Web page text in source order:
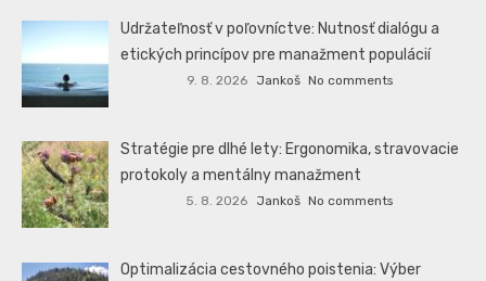
Udržateľnosť v poľovníctve: Nutnosť dialógu a
etických princípov pre manažment populácií
9. 8. 2026 Jankoš No comments
Stratégie pre dlhé lety: Ergonomika, stravovacie
protokoly a mentálny manažment
5. 8. 2026 Jankoš No comments
Optimalizácia cestovného poistenia: Výber